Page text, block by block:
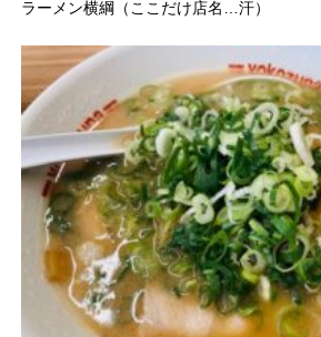
ラーメン横綱（ここだけ店名…汗）